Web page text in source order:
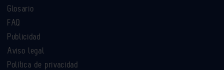
Glosario
FAQ
Publicidad
Aviso legal
Política de privacidad